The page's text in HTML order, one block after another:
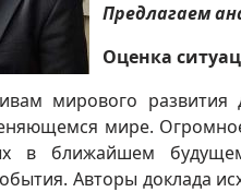
Предлагаем
Оценка
мирового
мире.
в ближайшем
Авторы доклада